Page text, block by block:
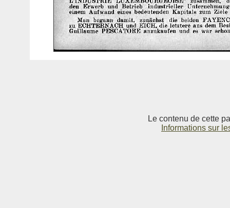
Le contenu de cette
Informations sur